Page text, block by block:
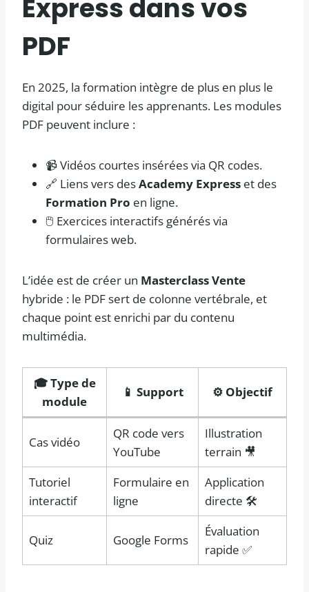
Express dans vos
PDF
En 2025, la formation intègre de plus en plus le
digital pour séduire les apprenants. Les modules
PDF peuvent inclure :
📹 Vidéos courtes insérées via QR codes.
🔗 Liens vers desAcademy Express et des
Formation Pro en ligne.
🖱️ Exercices interactifs générés via
formulaires web.
L’idée est de créer un Masterclass Vente
hybride : le PDF sert de colonne vertébrale, et
chaque point est enrichi par du contenu
multimédia.
🎓 Type de
module
📱 Support ⚙️ Objectif
Cas vidéo
QR code vers
YouTube
Illustration
terrain 🎥
Tutoriel
interactif
Formulaire en
ligne
Application
directe 🛠️
Quiz Google Forms
Évaluation
rapide ✅